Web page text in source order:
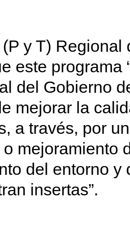
y T)
este programa
del Gobierno
mejorar la
a través, por
mejoramiento
del entorno
insertas”.